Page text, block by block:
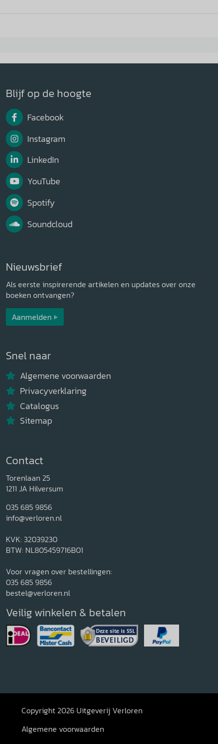
Blijf op de hoogte
Facebook
Instagram
LinkedIn
YouTube
Spotify
Soundcloud
Nieuwsbrief
Als eerste inspirerende artikelen en updates over onze
boeken ontvangen?
Aanmelden
Snel naar
Algemene voorwaarden
Privacyverklaring
Catalogus
Sitemap
Contact
Torenlaan 25
1211 JA Hilversum
035 685 9856
info@verloren.nl
KVK: 32039230
BTW: NL805459716B01
Voor vragen over bestellingen:
035 685 9856
bestel@verloren.nl
Veilig winkelen & betalen
Copyright 2026 Uitgeverij Verloren
Algemene voorwaarden